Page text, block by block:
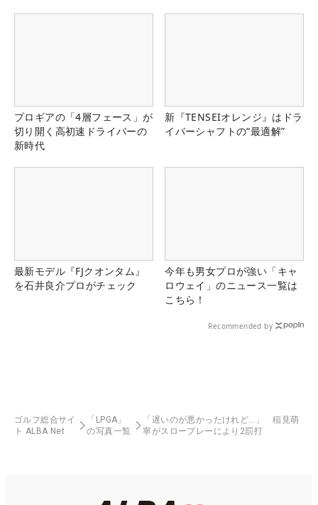
プロギアの「4層フェース」が
切り開く高初速ドライバーの
新時代
新『TENSEIオレンジ』はドラ
イバーシャフトの“最適解”
最新モデル『FJクオンタム』
を石井良介プロがチェック
今年も男女プロが強い「キャ
ロウェイ」のニュース一覧は
こちら！
Recommended by
ゴルフ総合サイ
ト ALBA Net
「LPGA」
の写真一覧
「遅いのが悪かったけれど…」 稲見萌
寧がスロープレーにより2罰打